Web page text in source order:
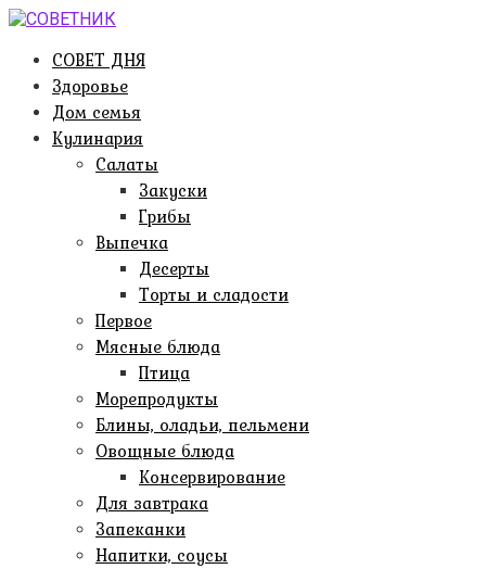
Перейти
контентуСОВЕТ ДНЯ
Здоровье
Дом семья
Кулинария
Салаты
Закуски
Грибы
Выпечка
Десерты
Торты и сладости
Первое
Мясные блюда
Птица
Морепродукты
Блины, оладьи, пельмени
Овощные блюда
Консервирование
Для завтрака
Запеканки
Напитки, соусы